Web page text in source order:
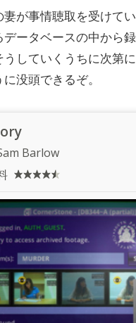
が事情聴取を受けて
データベースの中から
していくうちに次第
没頭できるぞ。
Barlow